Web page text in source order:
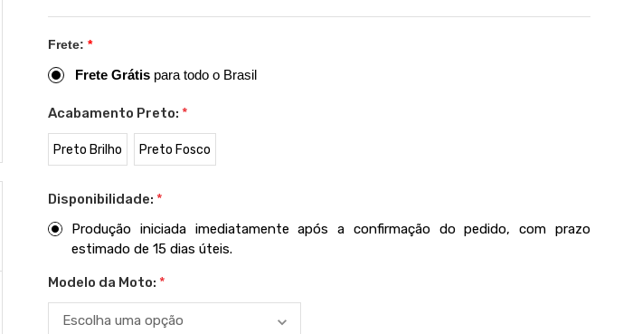
Frete: *
Frete Grátis para todo o Brasil
Acabamento Preto: *
Preto Brilho Preto Fosco
Disponibilidade: *
Produção iniciada imediatamente após a confirmação do pedido, com prazo
estimado de 15 dias úteis.
Modelo da Moto: *